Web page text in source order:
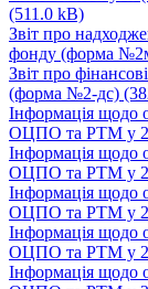
(511.0 kB)
Звіт про
фонду (форма
Звіт про
(форма №2-дс)
Інформація щодо
ОЦПО та РТМ у
Інформація щодо
ОЦПО та РТМ у
Інформація щодо
ОЦПО та РТМ у
Інформація щодо
ОЦПО та РТМ у
Інформація щодо